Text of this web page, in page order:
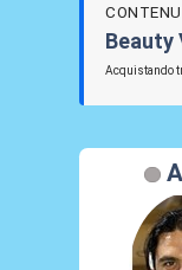
Beauty
Acquistando